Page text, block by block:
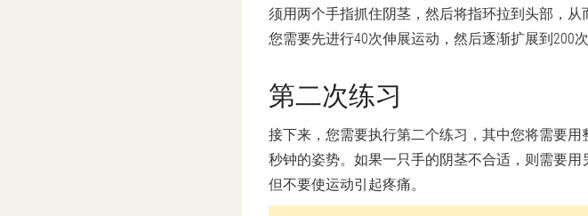
须用两个手指抓住阴茎，然后将指环拉到头部，从
您需要先进行40次伸展运动，然后逐渐扩展到200次
第二次练习
接下来，您需要执行第二个练习，其中您将需要
秒钟的姿势。如果一只手的阴茎不合适，则需要
但不要使运动引起疼痛。